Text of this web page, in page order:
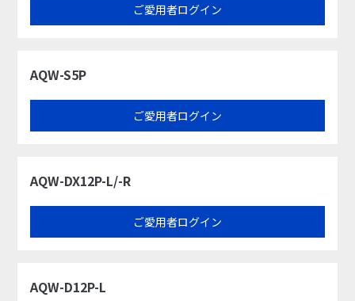
ご愛用者ログイン
AQW-S5P
ご愛用者ログイン
AQW-DX12P-L/-R
ご愛用者ログイン
AQW-D12P-L